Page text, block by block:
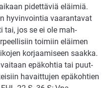
pidettäviä eläimiä.
hyvinvointia vaaran­tavat
tai, jos se ei ole mah­
toimiin eläimen
korjaamiseen saakka.
epäkohtia tai puut­
havaittujen epäkohtien